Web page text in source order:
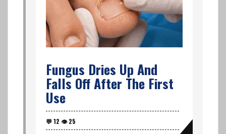
Fungus Dries Up And
Falls Off After The First
Use